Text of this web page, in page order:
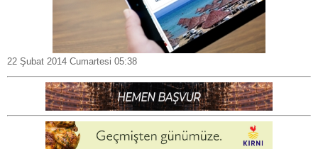
22 Şubat 2014 Cumartesi 05:38